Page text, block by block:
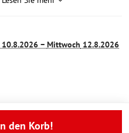
10.8.2026 − Mittwoch 12.8.2026
In den Korb!